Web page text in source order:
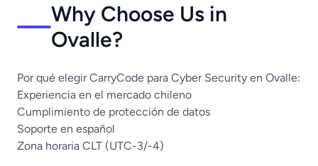
Why Choose Us in
Ovalle?
Por qué elegir CarryCode para Cyber Security en Ovalle:
Experiencia en el mercado chileno
Cumplimiento de protección de datos
Soporte en español
Zona horaria CLT (UTC-3/-4)